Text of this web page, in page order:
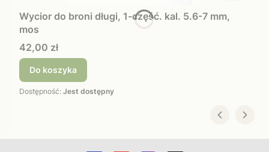
Wycior do broni długi, 1-część. kal. 5.6-7 mm,
mos
Cena
42,00 zł
Do koszyka
Dostępność: Jest dostępny